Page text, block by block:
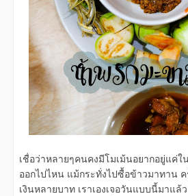
เชื่อว่าหลายๆคนคงมีโมเม้นอยากอยู่แค่
ออกไปไหน แม้กระทั่งไปซื้อข้าวมาทาน ค
เงินหลายบาท เราเองเจอวันแบบนี้มาแล้